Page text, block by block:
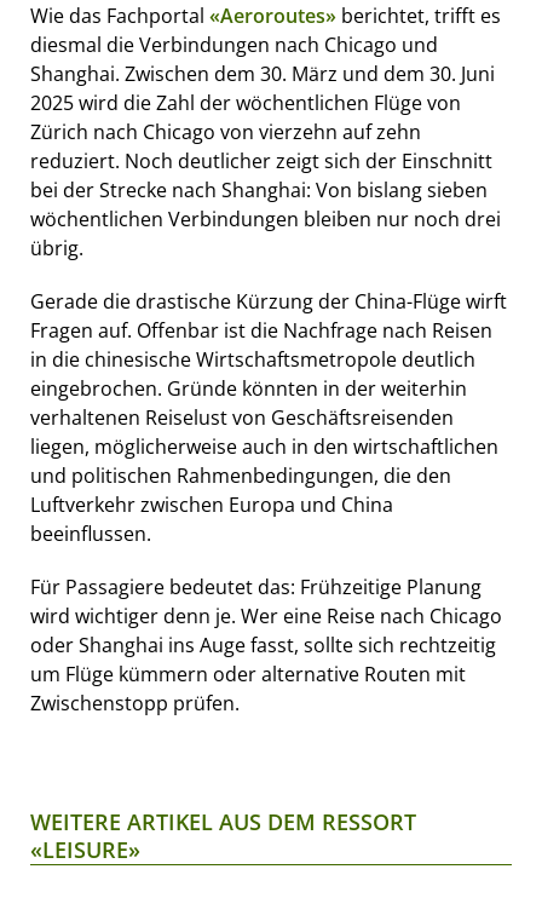
Wie das Fachportal «Aeroroutes» berichtet, trifft es
diesmal die Verbindungen nach Chicago und
Shanghai. Zwischen dem 30. März und dem 30. Juni
2025 wird die Zahl der wöchentlichen Flüge von
Zürich nach Chicago von vierzehn auf zehn
reduziert. Noch deutlicher zeigt sich der Einschnitt
bei der Strecke nach Shanghai: Von bislang sieben
wöchentlichen Verbindungen bleiben nur noch drei
übrig.
Gerade die drastische Kürzung der China-Flüge wirft
Fragen auf. Offenbar ist die Nachfrage nach Reisen
in die chinesische Wirtschaftsmetropole deutlich
eingebrochen. Gründe könnten in der weiterhin
verhaltenen Reiselust von Geschäftsreisenden
liegen, möglicherweise auch in den wirtschaftlichen
und politischen Rahmenbedingungen, die den
Luftverkehr zwischen Europa und China
beeinflussen.
Für Passagiere bedeutet das: Frühzeitige Planung
wird wichtiger denn je. Wer eine Reise nach Chicago
oder Shanghai ins Auge fasst, sollte sich rechtzeitig
um Flüge kümmern oder alternative Routen mit
Zwischenstopp prüfen.
WEITERE ARTIKEL AUS DEM RESSORT
«LEISURE»